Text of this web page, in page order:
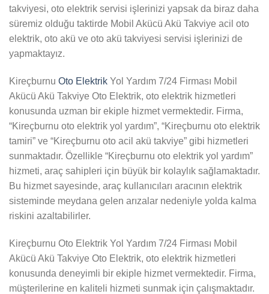
takviyesi, oto elektrik servisi işlerinizi yapsak da biraz daha
süremiz olduğu taktirde Mobil Akücü Akü Takviye acil oto
elektrik, oto akü ve oto akü takviyesi servisi işlerinizi de
yapmaktayız.
Kireçburnu Oto Elektrik Yol Yardım 7/24 Firması Mobil
Akücü Akü Takviye Oto Elektrik, oto elektrik hizmetleri
konusunda uzman bir ekiple hizmet vermektedir. Firma,
“Kireçburnu oto elektrik yol yardım”, “Kireçburnu oto elektrik
tamiri” ve “Kireçburnu oto acil akü takviye” gibi hizmetleri
sunmaktadır. Özellikle “Kireçburnu oto elektrik yol yardım”
hizmeti, araç sahipleri için büyük bir kolaylık sağlamaktadır.
Bu hizmet sayesinde, araç kullanıcıları aracının elektrik
sisteminde meydana gelen arızalar nedeniyle yolda kalma
riskini azaltabilirler.
Kireçburnu Oto Elektrik Yol Yardım 7/24 Firması Mobil
Akücü Akü Takviye Oto Elektrik, oto elektrik hizmetleri
konusunda deneyimli bir ekiple hizmet vermektedir. Firma,
müşterilerine en kaliteli hizmeti sunmak için çalışmaktadır.